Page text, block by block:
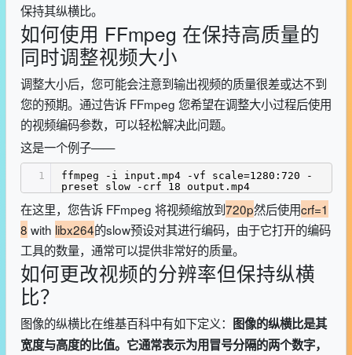
保持其纵横比。
如何使用 FFmpeg 在保持高质量的
同时调整视频大小
调整大小后，您可能会注意到输出视频的质量很差或达不到
您的预期。通过告诉 FFmpeg 您希望在调整大小过程后使用
的视频编码参数，可以轻松解决此问题。
这是一个例子——
1
ffmpeg -i input.mp4 -vf scale=1280:720 -
preset slow -crf 18 output.mp4
在这里，您告诉 FFmpeg 将视频缩放到720p然后使用crf=1
8 with libx264的slow预设对其进行编码，由于它打开的编码
工具的数量，通常可以提供非常好的质量。
如何更改视频的分辨率但保持纵横
比？
图像的纵横比在维基百科中有如下定义： 图像的纵横比是其
宽度与高度的比值。它通常表示为用冒号分隔的两个数字，